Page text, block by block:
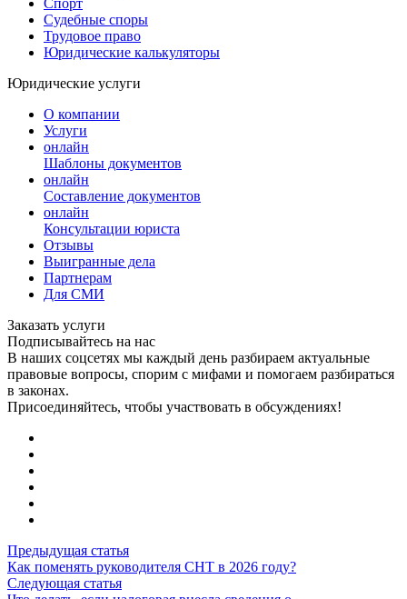
Спорт
Судебные споры
Трудовое право
Юридические калькуляторы
Юридические услуги
О компании
Услуги
онлайн
Шаблоны документов
онлайн
Составление документов
онлайн
Консультации юриста
Отзывы
Выигранные дела
Партнерам
Для СМИ
Заказать услуги
Подписывайтесь на нас
В наших соцсетях мы каждый день разбираем актуальные
правовые вопросы, спорим с мифами и помогаем разбираться
в законах.
Присоединяйтесь, чтобы участвовать в обсуждениях!
Предыдущая статья
Как поменять руководителя СНТ в 2026 году?
Следующая статья